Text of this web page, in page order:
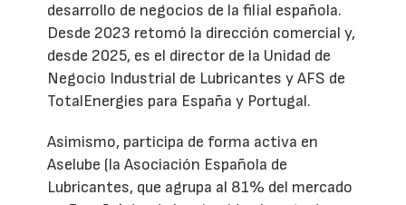
desarrollo de negocios de la filial española.
Desde 2023 retomó la dirección comercial y,
desde 2025, es el director de la Unidad de
Negocio Industrial de Lubricantes y AFS de
TotalEnergies para España y Portugal.
Asimismo, participa de forma activa en
Aselube (la Asociación Española de
Lubricantes, que agrupa al 81% del mercado